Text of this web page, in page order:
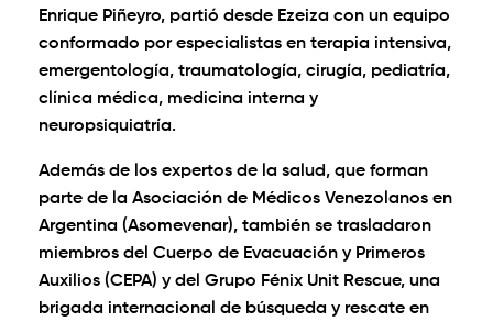
Enrique Piñeyro, partió desde Ezeiza con un equipo
conformado por especialistas en terapia intensiva,
emergentología, traumatología, cirugía, pediatría,
clínica médica, medicina interna y
neuropsiquiatría.
Además de los expertos de la salud, que forman
parte de la Asociación de Médicos Venezolanos en
Argentina (Asomevenar), también se trasladaron
miembros del Cuerpo de Evacuación y Primeros
Auxilios (CEPA) y del Grupo Fénix Unit Rescue, una
brigada internacional de búsqueda y rescate en